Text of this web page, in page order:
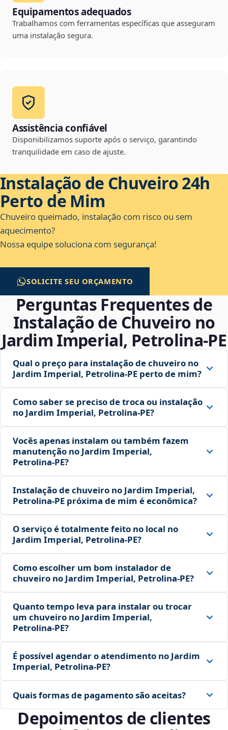
Equipamentos adequados
Trabalhamos com ferramentas específicas que asseguram
uma instalação segura.
Assistência confiável
Disponibilizamos suporte após o serviço, garantindo
tranquilidade em caso de ajuste.
Instalação de Chuveiro 24h
Perto de Mim
Chuveiro queimado, instalação com risco ou sem
aquecimento?
Nossa equipe soluciona com segurança!
SOLICITE SEU ORÇAMENTO
Perguntas Frequentes de
Instalação de Chuveiro no
Jardim Imperial, Petrolina‑PE
Qual o preço para instalação de chuveiro no
Jardim Imperial, Petrolina‑PE perto de mim?
Como saber se preciso de troca ou instalação
no Jardim Imperial, Petrolina‑PE?
Vocês apenas instalam ou também fazem
manutenção no Jardim Imperial,
Petrolina‑PE?
Instalação de chuveiro no Jardim Imperial,
Petrolina‑PE próxima de mim é econômica?
O serviço é totalmente feito no local no
Jardim Imperial, Petrolina‑PE?
Como escolher um bom instalador de
chuveiro no Jardim Imperial, Petrolina‑PE?
Quanto tempo leva para instalar ou trocar
um chuveiro no Jardim Imperial,
Petrolina‑PE?
É possível agendar o atendimento no Jardim
Imperial, Petrolina‑PE?
Quais formas de pagamento são aceitas?
Depoimentos de clientes